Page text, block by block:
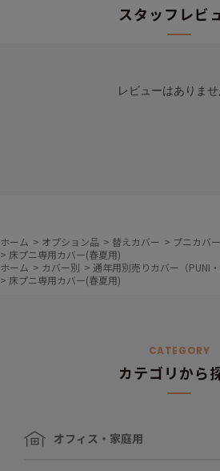
スタッフレビ
レビューはありませ
ホーム > オプション品 > 替えカバー > プニカバー
> 床プニ専用カバー(春夏用)
ホーム > カバー別 > 通年用別売りカバー（PUNI・
> 床プニ専用カバー(春夏用)
CATEGORY
カテゴリから
オフィス・家庭用